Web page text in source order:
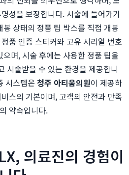
성을 보장합니다. 시술에 들어가기
상태의 정품 팁 박스를 직접 개봉
품 인증 스티커와 고유 시리얼 번호
며, 시술 후에는 사용한 정품 팁을
시술받을 수 있는 환경을 제공합니
시스템은 청주 아티움의원이 제공하
스의 기본이며, 고객의 안전과 만족
약속입니다.
의료진의 경험이